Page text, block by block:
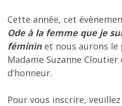
Cette année, cet
Ode à la femme que je
fémininet nous aurons le
Madame Suzanne
d’honneur.
Pour vous inscrire,